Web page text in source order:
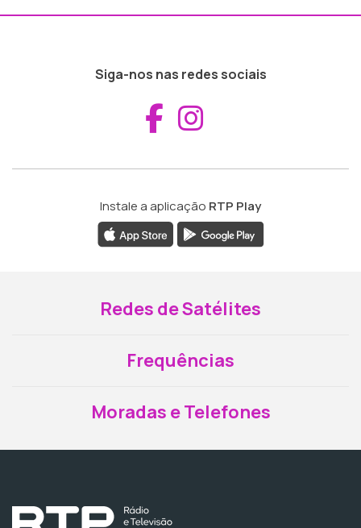
Siga-nos nas redes sociais
Aceder ao
Instale a aplicação RTP Play
Redes de Satélites
Frequências
Moradas e Telefones